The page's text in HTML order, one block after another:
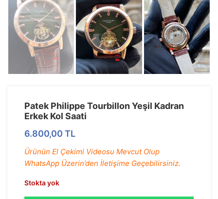
Patek Philippe Tourbillon Yeşil Kadran
Erkek Kol Saati
6.800,00 TL
Ürünün El Çekimi Videosu Mevcut Olup
WhatsApp Üzerin’den İletişime Geçebilirsiniz.
Stokta yok